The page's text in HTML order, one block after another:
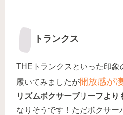
トランクス
THEトランクスといった印象
履いてみましたが開放感が
リズムボクサーブリーフより
なりそうです！ただボクサー